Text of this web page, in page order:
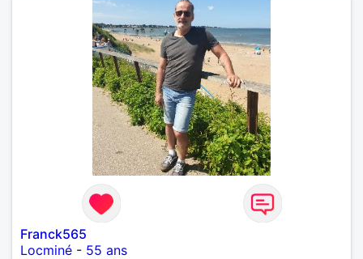
autant être trop locace. Je suis bourré de qualités
avec très peu de défauts. Je suis altruiste,
bienveillant, empathique, attentionné, honnête,
respectueux, doux de caractère et compréhensif : je
laisse « glisser » beaucoup de choses. Mais ne vous
m’éprenez pas Mesdames, si une personne que
j’aime me trahit une fois, il n’y aura pas de seconde
chance et je l’effacerai à « vitam eternam ».
Néanmoins, je suis un tout petit peu maniaque ainsi
qu’impatient. J’essaye de faire des efforts. Rien de
bien dramatique ! Du moins je le pense……Je suis un
homme facile à vivre. À vous si vous le souhaitez,
d’apprendre à me connaître davantage. J’en serai
ravi….A très bientôt je l’espère.
Franck565
Locminé - 55 ans